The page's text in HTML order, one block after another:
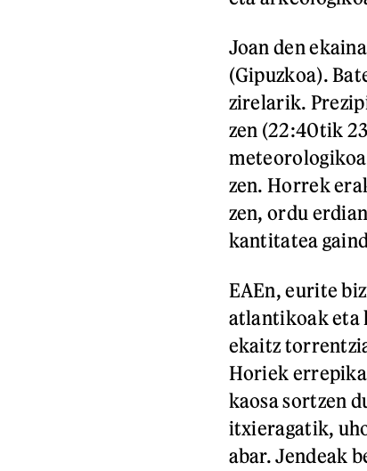
Joan den
(Gipuzkoa).
zirelarik.
zen (22:40tik
zen. Horrek
zen, ordu
kantitatea
EAEn, eurite
atlantikoak eta
ekaitz
Horiek
kaosa sortzen
itxieragatik,
abar. Jendeak